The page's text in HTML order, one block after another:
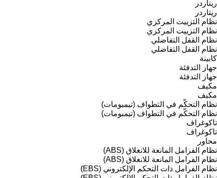
ريتاردر
ريتاردر
نظام التزييت المركزي
نظام التزييت المركزي
نظام القفل التفاضلي
نظام القفل التفاضلي
كابينة
جهاز التدفئة
جهاز التدفئة
مكيف
مكيف
نظام التحكّم في التطواف (تيمبومات)
نظام التحكّم في التطواف (تيمبومات)
تاكوغراف
تاكوغراف
محاور
نظام الفرامل المانعة للانغلاق (ABS)
نظام الفرامل المانعة للانغلاق (ABS)
نظام الفرامل ذات التحكم الإلكتروني (EBS)